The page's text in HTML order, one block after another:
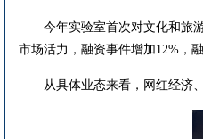
今年实验室首次对文化和旅游
市场活力，融资事件增加12%，
从具体业态来看，网红经济、